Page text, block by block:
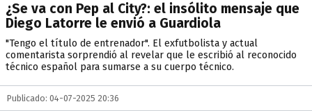
¿Se va con Pep al City?: el insólito mensaje que
Diego Latorre le envió a Guardiola
"Tengo el título de entrenador". El exfutbolista y actual
comentarista sorprendió al revelar que le escribió al reconocido
técnico español para sumarse a su cuerpo técnico.
Publicado: 04-07-2025 20:36